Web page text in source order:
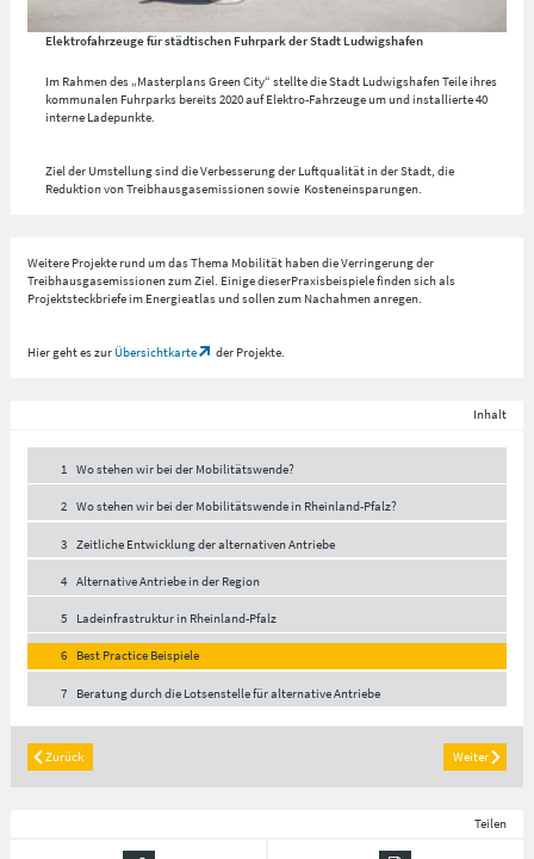
Elektrofahrzeuge für städtischen Fuhrpark der Stadt Ludwigshafen
Im Rahmen des „Masterplans Green City“ stellte die Stadt Ludwigshafen Teile ihres
kommunalen Fuhrparks bereits 2020 auf Elektro-Fahrzeuge um und installierte 40
interne Ladepunkte.
Ziel der Umstellung sind die Verbesserung der Luftqualität in der Stadt, die
Reduktion von Treibhausgasemissionen sowie Kosteneinsparungen.
Weitere Projekte rund um das Thema Mobilität haben die Verringerung der
Treibhausgasemissionen zum Ziel. Einige dieserPraxisbeispiele finden sich als
Projektsteckbriefe im Energieatlas und sollen zum Nachahmen anregen.
Hier geht es zur Übersichtkarte der Projekte.
Inhalt
1 Wo stehen wir bei der Mobilitätswende?
2 Wo stehen wir bei der Mobilitätswende in Rheinland-Pfalz?
3 Zeitliche Entwicklung der alternativen Antriebe
4 Alternative Antriebe in der Region
5 Ladeinfrastruktur in Rheinland-Pfalz
6 Best Practice Beispiele
7 Beratung durch die Lotsenstelle für alternative Antriebe
Zurück Weiter
Teilen